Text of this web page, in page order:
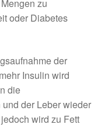
zu
oder Diabetes
der
Insulin wird
die
der Leber wieder
wird zu Fett